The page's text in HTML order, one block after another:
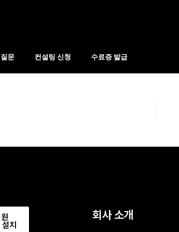
문 컨설팅 신청 수료증 발급
치
회사 소개